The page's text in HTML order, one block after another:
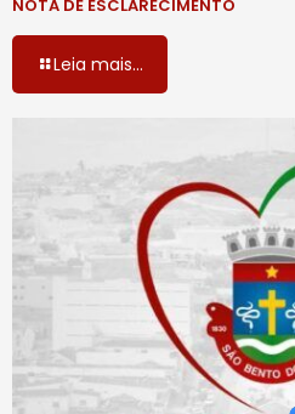
NOTA DE ESCLARECIMENTO
Leia mais...